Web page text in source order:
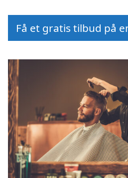
Få et gratis tilbud på